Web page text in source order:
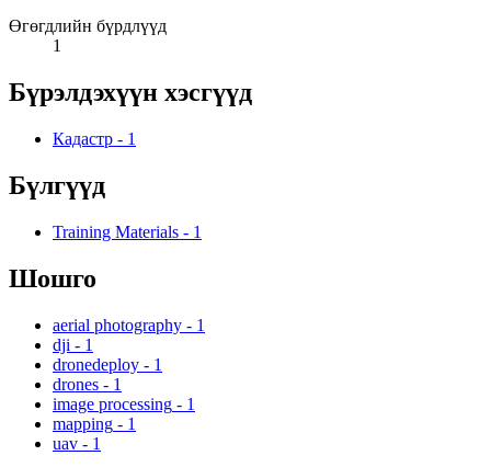
Өгөгдлийн бүрдлүүд
1
Бүрэлдэхүүн хэсгүүд
Кадастр - 1
Бүлгүүд
Training Materials - 1
Шошго
aerial photography - 1
dji - 1
dronedeploy - 1
drones - 1
image processing - 1
mapping - 1
uav - 1